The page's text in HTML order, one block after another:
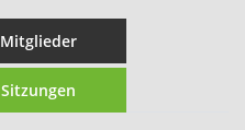
Mitglieder
Sitzungen